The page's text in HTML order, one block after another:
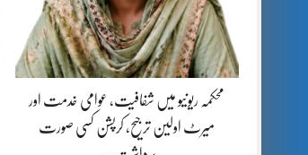
محکمہ ریونیو میں شفافیت، عوامی خدمت اور
میرٹ اولین ترجیح، کرپشن کسی صورت